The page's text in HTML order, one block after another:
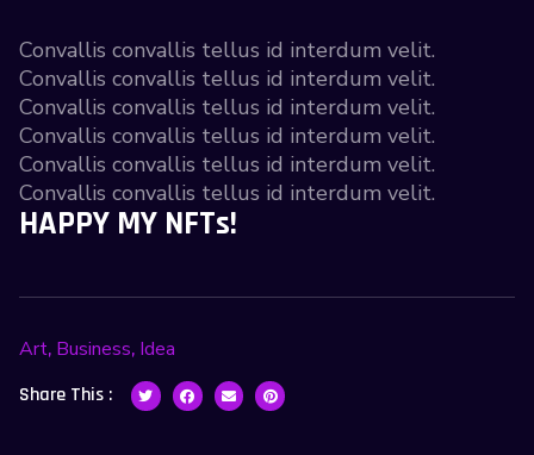
Convallis convallis tellus id interdum velit.
Convallis convallis tellus id interdum velit.
Convallis convallis tellus id interdum velit.
Convallis convallis tellus id interdum velit.
Convallis convallis tellus id interdum velit.
Convallis convallis tellus id interdum velit.
HAPPY MY NFTs!
Art, Business, Idea
Share This :